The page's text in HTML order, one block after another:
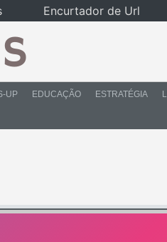
UP EDUCAÇÃO ESTRATÉGIA
Encurtador de Url